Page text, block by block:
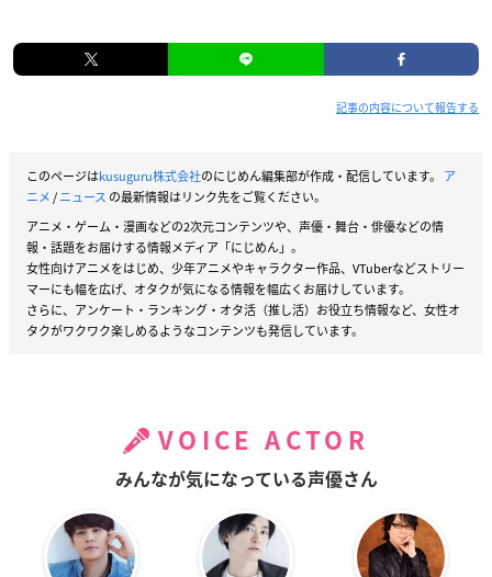
記事の内容について報告する
このページはkusuguru株式会社のにじめん編集部が作成・配信しています。 ア
ニメ/ニュース の最新情報はリンク先をご覧ください。
アニメ・ゲーム・漫画などの2次元コンテンツや、声優・舞台・俳優などの情
報・話題をお届けする情報メディア「にじめん」。
女性向けアニメをはじめ、少年アニメやキャラクター作品、VTuberなどストリー
マーにも幅を広げ、オタクが気になる情報を幅広くお届けしています。
さらに、アンケート・ランキング・オタ活（推し活）お役立ち情報など、女性オ
タクがワクワク楽しめるようなコンテンツも発信しています。
VOICE ACTOR
みんなが気になっている声優さん